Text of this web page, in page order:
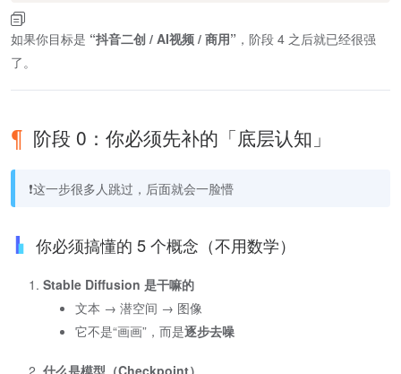
如果你目标是 “抖音二创 / AI视频 / 商用” ，阶段 4 之后就已经很强
了。
阶段 0：你必须先补的「底层认知」
❗这一步很多人跳过，后面就会一脸懵
你必须搞懂的 5 个概念（不用数学）
Stable Diffusion 是干嘛的
文本 → 潜空间 → 图像
它不是“画画”，而是逐步去噪